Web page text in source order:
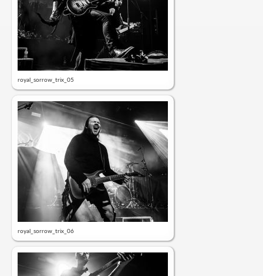
royal_sorrow_trix_05
royal_sorrow_trix_06